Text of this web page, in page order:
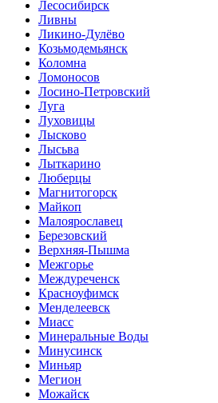
Лесосибирск
Ливны
Ликино-Дулёво
Козьмодемьянск
Коломна
Ломоносов
Лосино-Петровский
Луга
Луховицы
Лысково
Лысьва
Лыткарино
Люберцы
Магнитогорск
Майкоп
Малоярославец
Березовский
Верхняя-Пышма
Межгорье
Междуреченск
Красноуфимск
Менделеевск
Миасс
Минеральные Воды
Минусинск
Миньяр
Мегион
Можайск